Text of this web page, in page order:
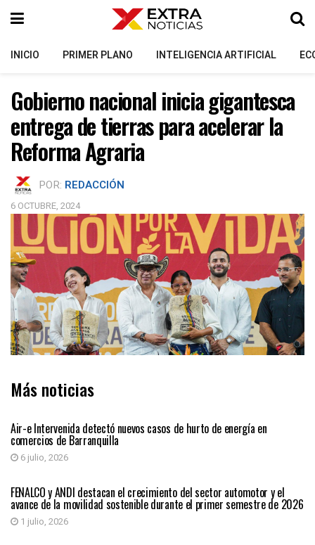
INICIO PRIMER PLANO INTELIGENCIA ARTIFICIAL
Gobierno nacional inicia gigantesca
entrega de tierras para acelerar la
Reforma Agraria
POR: REDACCIÓN
6 OCTUBRE, 2024
Más noticias
Air-e Intervenida detectó nuevos casos de hurto de energía en
comercios de Barranquilla
6 julio, 2026
ECONÓMICAS
FENALCO y ANDI destacan el crecimiento del sector automotor y el
avance de la movilidad sostenible durante el primer semestre de 2026
1 julio, 2026